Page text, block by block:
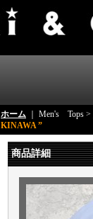
ホーム ｜ Men's Tops >
KINAWA ”
商品詳細